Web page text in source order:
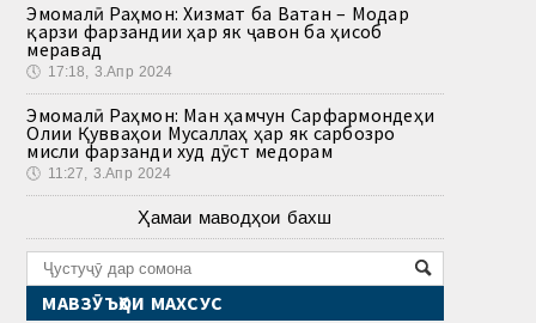
Эмомалӣ Раҳмон: Хизмат ба Ватан – Модар
қарзи фарзандии ҳар як ҷавон ба ҳисоб
меравад
🕔 17:18, 3.Апр 2024
Эмомалӣ Раҳмон: Ман ҳамчун Сарфармондеҳи
Олии Қувваҳои Мусаллаҳ ҳар як сарбозро
мисли фарзанди худ дӯст медорам
🕔 11:27, 3.Апр 2024
Ҳамаи маводҳои бахш
МАВЗӮЪҲОИ МАХСУС